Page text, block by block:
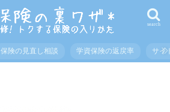
search
保険の見直し相談 学資保険の返戻率 サイ